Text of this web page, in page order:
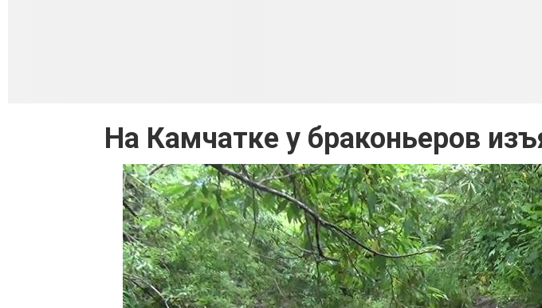
На Камчатке у браконьеров